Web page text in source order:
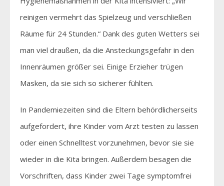
reinigen vermehrt das Spielzeug und verschließen
Räume für 24 Stunden.“ Dank des guten Wetters sei
man viel draußen, da die Ansteckungsgefahr in den
Innenräumen größer sei. Einige Erzieher trügen
Masken, da sie sich so sicherer fühlten.
In Pandemiezeiten sind die Eltern behördlicherseits
aufgefordert, ihre Kinder vom Arzt testen zu lassen
oder einen Schnelltest vorzunehmen, bevor sie sie
wieder in die Kita bringen. Außerdem besagen die
Vorschriften, dass Kinder zwei Tage symptomfrei